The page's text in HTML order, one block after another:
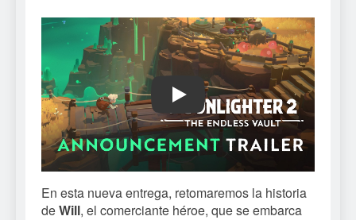
Play
En esta nueva entrega, retomaremos la historia
deWill, el comerciante héroe, que se embarca